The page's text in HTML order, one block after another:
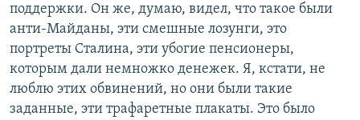
поддержки. Он же, думаю, видел, что такое были
анти-Майданы, эти смешные лозунги, это
портреты Сталина, эти убогие пенсионеры,
которым дали немножко денежек. Я, кстати, не
люблю этих обвинений, но они были такие
заданные, эти трафаретные плакаты. Это было